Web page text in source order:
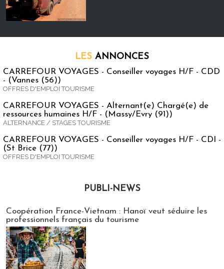
LES ANNONCES
CARREFOUR VOYAGES - Conseiller voyages H/F - CDD
- (Vannes (56))
OFFRES D'EMPLOI TOURISME
CARREFOUR VOYAGES - Alternant(e) Chargé(e) de
ressources humaines H/F - (Massy/Evry (91))
ALTERNANCE / STAGES TOURISME
CARREFOUR VOYAGES - Conseiller voyages H/F - CDI -
(St Brice (77))
OFFRES D'EMPLOI TOURISME
PUBLI-NEWS
Coopération France-Vietnam : Hanoï veut séduire les
professionnels français du tourisme